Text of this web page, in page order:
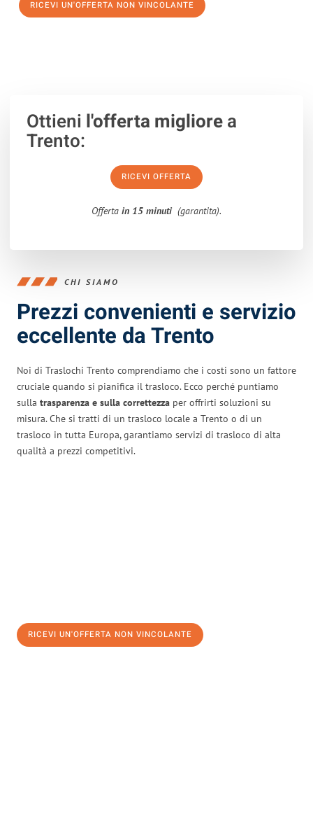
RICEVI UN'OFFERTA NON VINCOLANTE
Ottieni l'offerta migliorea
Trento:
RICEVI OFFERTA
Offerta in 15 minuti (garantita).
CHI SIAMO
Prezzi convenienti e servizio
eccellente da Trento
Noi di Traslochi Trento comprendiamo che i costi sono un fattore
cruciale quando si pianifica il trasloco. Ecco perché puntiamo
sulla trasparenza e sulla correttezza per offrirti soluzioni su
misura. Che si tratti di un trasloco locale a Trento o di un
trasloco in tutta Europa, garantiamo servizi di trasloco di alta
qualità a prezzi competitivi.
RICEVI UN'OFFERTA NON VINCOLANTE